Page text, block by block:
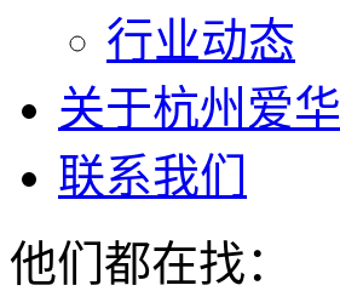
行业动态
关于杭州爱华
联系我们
他们都在找：